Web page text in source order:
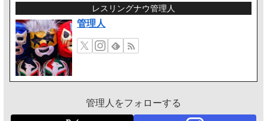
レスリングナウ管理人
管理人
管理人をフォローする